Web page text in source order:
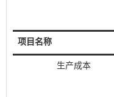
项目名称
生产成本